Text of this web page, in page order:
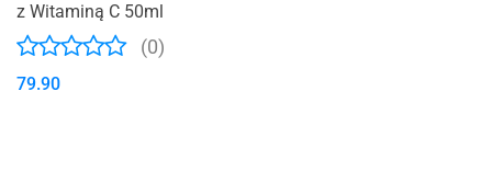
z Witaminą C 50ml
(0)
79.90